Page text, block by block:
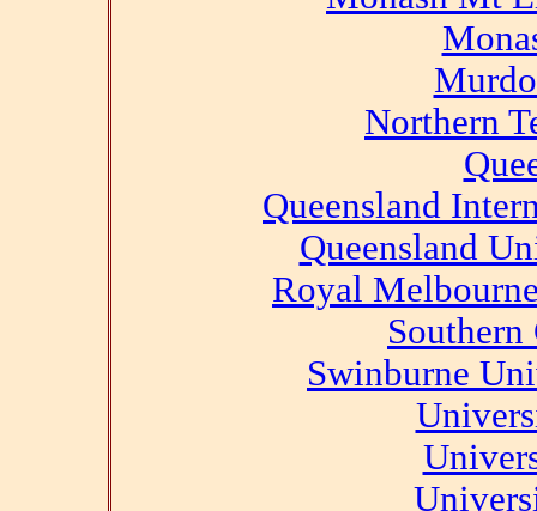
Northern
Queensland
Queensland
Royal
Swinburne